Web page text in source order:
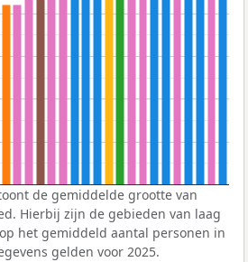
de gemiddelde grootte van
Hierbij zijn de gebieden van laag
het gemiddeld aantal personen in
gelden voor 2025.